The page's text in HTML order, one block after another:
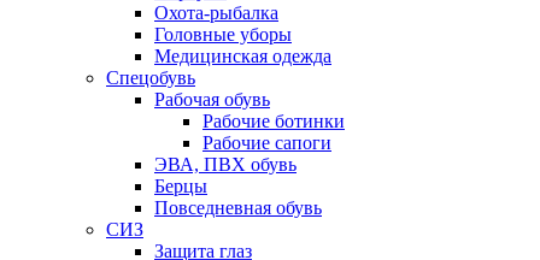
Охота-рыбалка
Головные уборы
Медицинская одежда
Спецобувь
Рабочая обувь
Рабочие ботинки
Рабочие сапоги
ЭВА, ПВХ обувь
Берцы
Повседневная обувь
СИЗ
Защита глаз